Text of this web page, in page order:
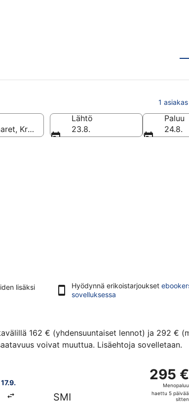
1 asiakas
Kreikka
Lähtö
23.8.
Paluu
24.8.
lisäksi Hyödynnä erikoistarjoukset
sovelluksessa
162 € (yhdensuuntaiset lennot) ja 292 €
voivat muuttua. Lisäehtoja sovelletaan.
SMI
295 €
Menopaluu,
haettu
295 €
Menopaluu
haettu 5 päivää
sitten